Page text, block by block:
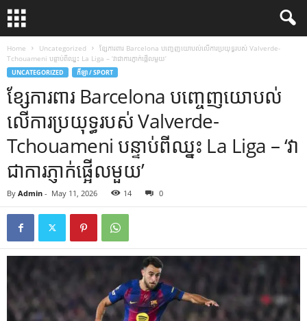
Home Uncategorized
ខ្សែការពារ Barcelona បញ្ចេញយោបល់លើការប្រយុទ្ធរបស់ Valverde-
Tchouameni បន្ទាប់ពីឈ្នះ La Liga – ‘វាជាការភ្ញាក់ផ្អើលមួយ’
UNCATEGORIZED កីឡា / SPORT
ខ្សែការពារ Barcelona បញ្ចេញយោបល់
លើការប្រយុទ្ធរបស់ Valverde-
Tchouameni បន្ទាប់ពីឈ្នះ La Liga – ‘វា
ជាការភ្ញាក់ផ្អើលមួយ’
By Admin - May 11, 2026 14 0